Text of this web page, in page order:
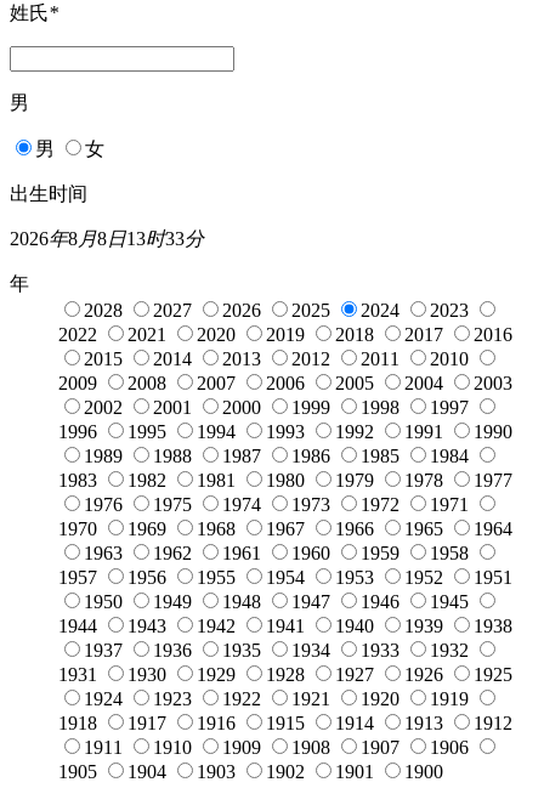
姓氏*
男
男 女
出生时间
2026年8月8日13时33分
年
2028
2027 2026 2025 2024
2023
2022
2021 2020 2019 2018 2017
2016
2015
2014 2013 2012 2011
2010
2009
2008 2007 2006 2005 2004
2003
2002
2001 2000 1999 1998
1997
1996
1995 1994 1993 1992 1991
1990
1989
1988 1987 1986 1985
1984
1983
1982 1981 1980 1979 1978
1977
1976
1975 1974 1973 1972
1971
1970
1969 1968 1967 1966 1965
1964
1963
1962 1961 1960 1959
1958
1957
1956 1955 1954 1953 1952
1951
1950
1949 1948 1947 1946
1945
1944
1943 1942 1941 1940 1939
1938
1937
1936 1935 1934 1933
1932
1931
1930 1929 1928 1927 1926
1925
1924
1923 1922 1921 1920
1919
1918
1917 1916 1915 1914 1913
1912
1911
1910 1909 1908 1907
1906
1905
1904 1903 1902 1901 1900